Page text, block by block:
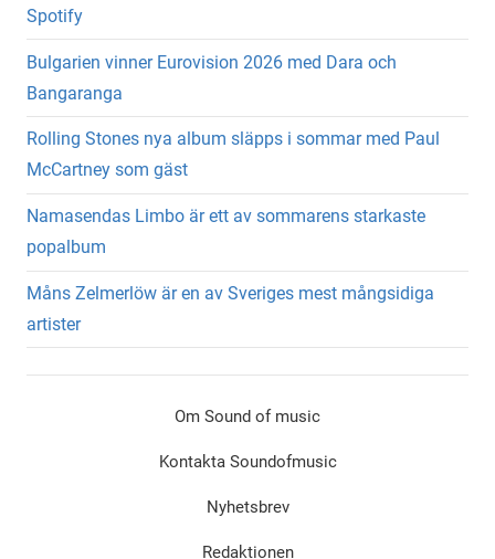
Spotify
Bulgarien vinner Eurovision 2026 med Dara och
Bangaranga
Rolling Stones nya album släpps i sommar med Paul
McCartney som gäst
Namasendas Limbo är ett av sommarens starkaste
popalbum
Måns Zelmerlöw är en av Sveriges mest mångsidiga
artister
Om Sound of music
Kontakta Soundofmusic
Nyhetsbrev
Redaktionen